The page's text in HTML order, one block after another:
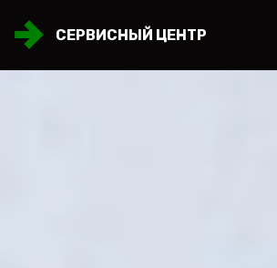
СЕРВИСНЫЙ ЦЕНТР